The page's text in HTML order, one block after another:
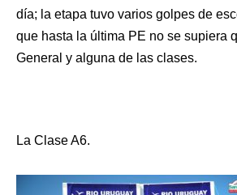
día; la etapa tuvo varios golpes de
que hasta la última PE no se supiera
General y alguna de las clases.
La Clase A6.